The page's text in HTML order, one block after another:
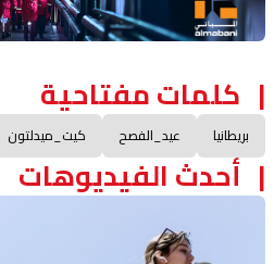
كلمات مفتاحية
بريطانيا عيد_الفصح كيت_ميدلتون
أحدث الفيديوهات